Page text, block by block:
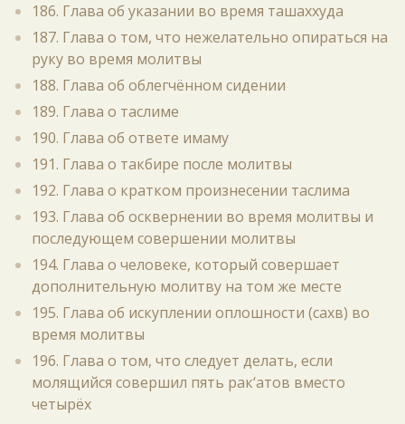
186. Глава об указании во время ташаххуда
187. Глава о том, что нежелательно опираться на
руку во время молитвы
188. Глава об облегчённом сидении
189. Глава о таслиме
190. Глава об ответе имаму
191. Глава о такбире после молитвы
192. Глава о кратком произнесении таслима
193. Глава об осквернении во время молитвы и
последующем совершении молитвы
194. Глава о человеке, который совершает
дополнительную молитву на том же месте
195. Глава об искуплении оплошности (сахв) во
время молитвы
196. Глава о том, что следует делать, если
молящийся совершил пять рак‘атов вместо
четырёх